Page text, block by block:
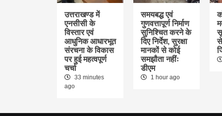
उत्तराखण्ड में
एनसीसी के
विस्तार एवं
आधुनिक आधारभूत
संरचना के विकास
पर हुई महत्वपूर्ण
चर्चा
33 minutes
ago
समयबद्ध एवं
गुणवत्तापूर्ण निर्माण
सुनिश्चित करने के
दिए निर्देश, सुरक्षा
मानकों से कोई
समझौता नहींः
डीएम
1 hour ago